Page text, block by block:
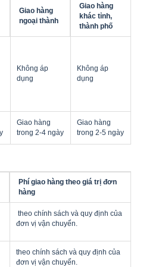
Giao hàng
ngoại thành
Giao hàng
khác tỉnh,
thành phố
Không áp
dụng
Không áp
dụng
Giao hàng
trong 2-4 ngày
Giao hàng
trong 2-5 ngày
Phí giao hàng theo giá trị đơn
hàng
theo chính sách và quy định của
đơn vị vận chuyển.
theo chính sách và quy định của
đơn vị vận chuyển.